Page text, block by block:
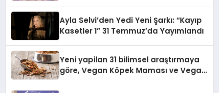
Ayla Selvi’den Yedi Yeni Şarkı: “Kayıp
Kasetler 1” 31 Temmuz’da Yayımlandı
Yeni yapilan 31 bilimsel araştırmaya
göre, Vegan Köpek Maması ve Vegan